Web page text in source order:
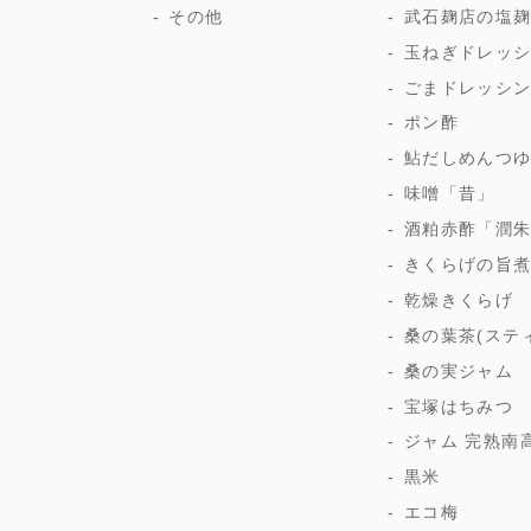
その他
武石麹店の塩麹
玉ねぎドレッ
ごまドレッシ
ポン酢
鮎だしめんつゆ
味噌「昔」
酒粕赤酢「潤朱
きくらげの旨煮
乾燥きくらげ
桑の葉茶(ステ
桑の実ジャム
宝塚はちみつ
ジャム 完熟南
黒米
エコ梅